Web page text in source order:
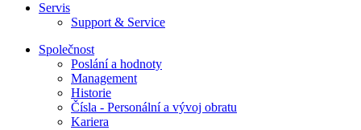
Servis
Support & Service
Společnost
Poslání a hodnoty
Management
Historie
Čísla - Personální a vývoj obratu
Kariera